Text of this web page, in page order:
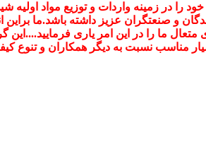
خود را در زمینه واردات و توزیع مواد
و صنعتگران عزیز داشته باشد.ما
متعال ما را در این امر یاری
نسبت به دیگر همکاران و تنوع